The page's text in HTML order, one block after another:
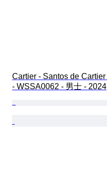
Cartier - Santos de Cartier
- WSSA0062 - 男士 - 2024